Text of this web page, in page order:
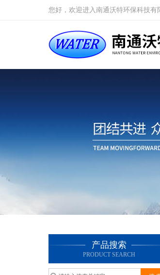
您好，欢迎进入南通沃特环保科技有
产品搜索
PRODUCT SEARCH